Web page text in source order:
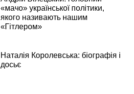
«мачо» української політики,
якого називають нашим
«Гітлером»
Наталія Королевська: біографія і
досьє